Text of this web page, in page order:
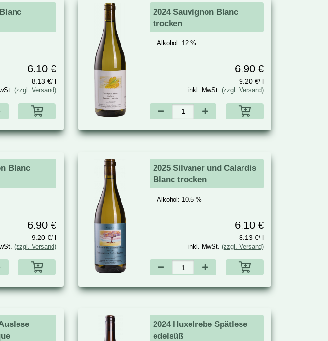
6.10 €
8.13 €/ l
(zzgl. Versand)
2024 Sauvignon Blanc
trocken
Alkohol: 12 %
6.90 €
9.20 €/ l
inkl. MwSt. (zzgl. Versand)
Blanc
6.90 €
9.20 €/ l
(zzgl. Versand)
2025 Silvaner und Calardis
Blanc trocken
Alkohol: 10.5 %
6.10 €
8.13 €/ l
inkl. MwSt. (zzgl. Versand)
2024 Huxelrebe Spätlese
edelsüß